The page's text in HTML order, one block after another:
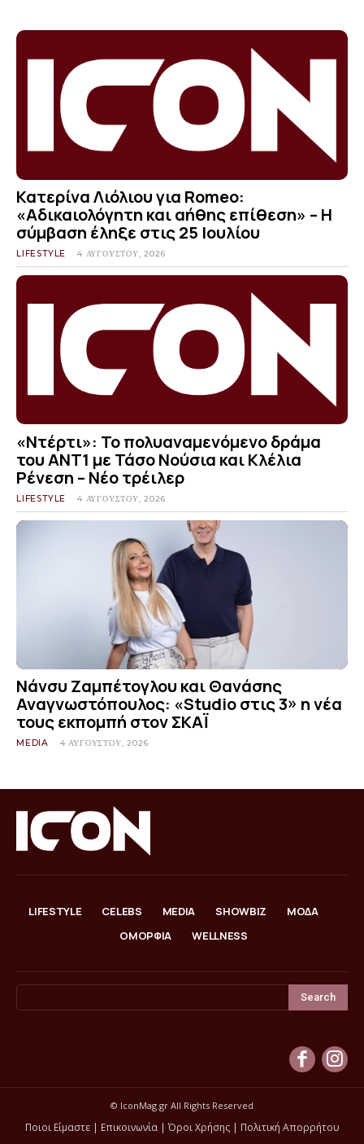
Κατερίνα Λιόλιου για Romeo:
«Αδικαιολόγητη και αήθης επίθεση» – Η
σύμβαση έληξε στις 25 Ιουλίου
LIFESTYLE 4 ΑΥΓΟΎΣΤΟΥ, 2026
«Ντέρτι»: Το πολυαναμενόμενο δράμα
του ΑΝΤ1 με Τάσο Νούσια και Κλέλια
Ρένεση – Νέο τρέιλερ
LIFESTYLE 4 ΑΥΓΟΎΣΤΟΥ, 2026
Νάνσυ Ζαμπέτογλου και Θανάσης
Αναγνωστόπουλος: «Studio στις 3» η νέα
τους εκπομπή στον ΣΚΑΪ
MEDIA 4 ΑΥΓΟΎΣΤΟΥ, 2026
LIFESTYLE CELEBS MEDIA SHOWBIZ
ΜΟΔΑ
ΟΜΟΡΦΙΑ
WELLNESS
Search
© IconMag.gr All Rights Reserved
Ποιοι Είμαστε| Επικοινωνία|Όροι Χρήσης| Πολιτική Απορρήτου